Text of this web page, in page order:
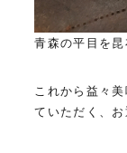
青森の平目を昆
これから益々
ていただく、お